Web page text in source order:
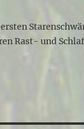
Rast- und